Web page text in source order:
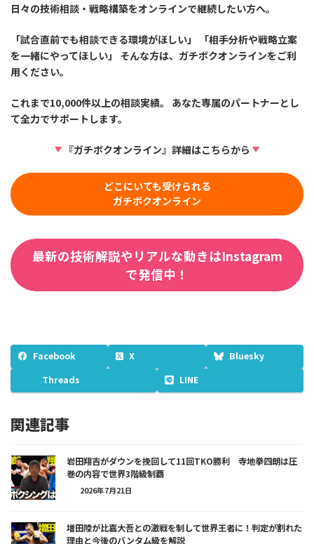
日々の技術相談・戦略構築をオンラインで継続したい方へ。
「試合直前でも相談できる環境がほしい」 「相手分析や戦略立案
を一緒にやってほしい」 そんな方は、ガチボクオンラインをご利
用ください。
これまで10,000件以上の相談実績。 あなた専属のパートナーとし
て全力でサポートします。
『ガチボクオンライン』詳細はこちらから
どこにいても受けられる
ガチボクオンライン
最新の技術解説やリアルな動きはInstagram
で発信中！
Facebook X
Bluesky
Threads
LINE
関連記事
岩田翔吉がダウンを挽回して11回TKO勝利 寺地拳四朗は圧
巻の内容で世界3階級制覇
2026年7月21日
増田陸が比嘉大吾との激戦を制して世界王者に！判定が割れた
理由と今後のバンタム級を解説